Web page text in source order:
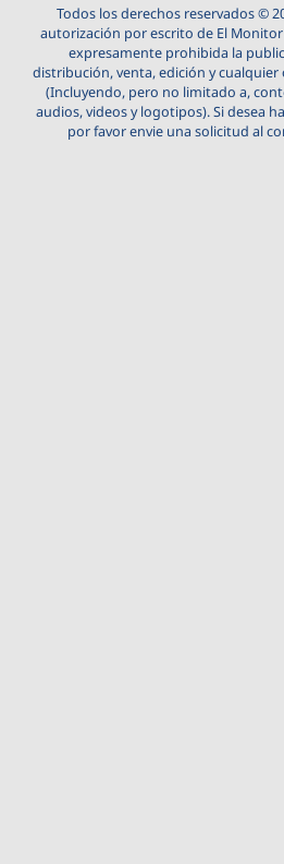
Todos los derechos reservados ©
autorización por escrito de El
expresamente prohibida la
distribución, venta, edición y
(Incluyendo, pero no limitado a,
audios, videos y logotipos). Si desea
por favor envie una solicitud al